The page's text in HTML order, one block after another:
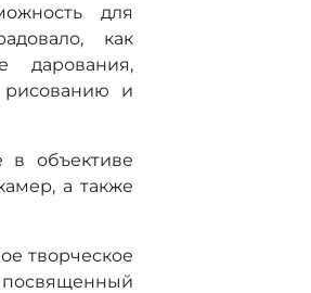
для
как
дарования,
и
в объективе
а также
творческое